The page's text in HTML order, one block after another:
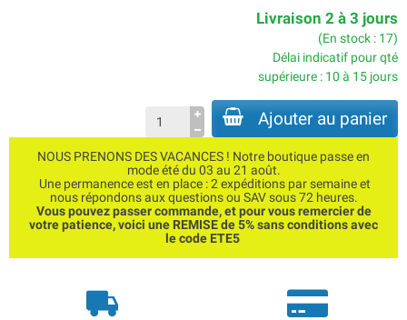
Livraison 2 à 3 jours
(En stock : 17)
Délai indicatif pour qté
supérieure : 10 à 15 jours
Ajouter au panier
NOUS PRENONS DES VACANCES ! Notre boutique passe en
mode été du 03 au 21 août.
Une permanence est en place : 2 expéditions par semaine et
nous répondons aux questions ou SAV sous 72 heures.
Vous pouvez passer commande, et pour vous remercier de
votre patience, voici une REMISE de 5% sans conditions avec
le code ETE5